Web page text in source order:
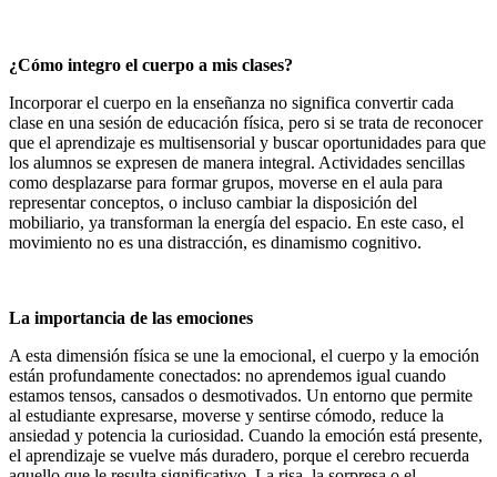
¿Cómo integro el cuerpo a mis clases?
Incorporar el cuerpo en la enseñanza no significa convertir cada
clase en una sesión de educación física, pero si se trata de reconocer
que el aprendizaje es multisensorial y buscar oportunidades para que
los alumnos se expresen de manera integral. Actividades sencillas
como desplazarse para formar grupos, moverse en el aula para
representar conceptos, o incluso cambiar la disposición del
mobiliario, ya transforman la energía del espacio. En este caso, el
movimiento no es una distracción, es dinamismo cognitivo.
La importancia de las emociones
A esta dimensión física se une la emocional, el cuerpo y la emoción
están profundamente conectados: no aprendemos igual cuando
estamos tensos, cansados o desmotivados. Un entorno que permite
al estudiante expresarse, moverse y sentirse cómodo, reduce la
ansiedad y potencia la curiosidad. Cuando la emoción está presente,
el aprendizaje se vuelve más duradero, porque el cerebro recuerda